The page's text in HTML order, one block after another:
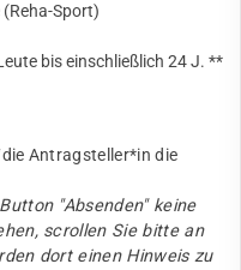
Sport)
bis einschließlich 24 J. **
Antragsteller*in die
"Absenden" keine
scrollen Sie bitte an
dort einen Hinweis zu